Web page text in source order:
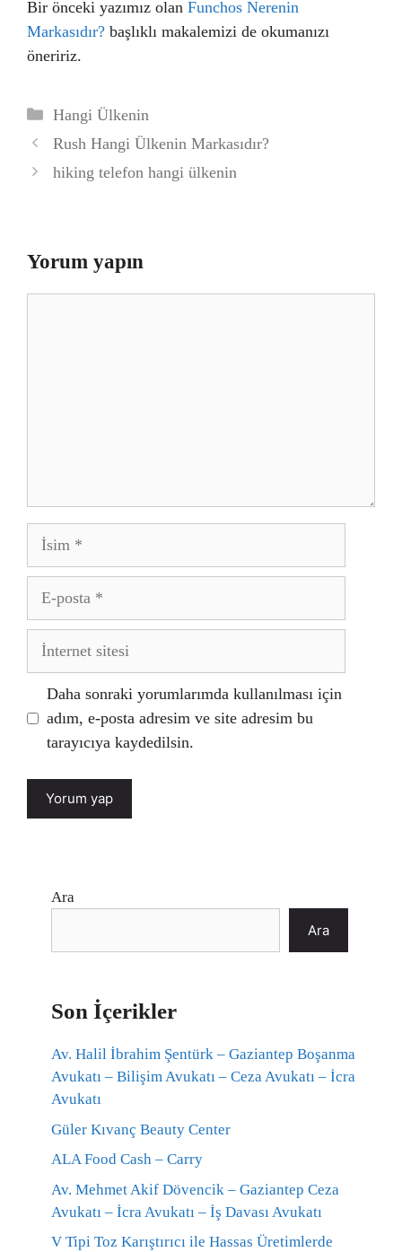
Bir önceki yazımız olan Funchos Nerenin
Markasıdır? başlıklı makalemizi de okumanızı
öneririz.
Kategoriler
Hangi Ülkenin
Rush Hangi Ülkenin Markasıdır?
hiking telefon hangi ülkenin
Yorum yapın
İsim
posta
İnternet
Daha sonraki yorumlarımda kullanılması için
adım, e-posta adresim ve site adresim bu
tarayıcıya kaydedilsin.
Ara
Ara
Son İçerikler
Av. Halil İbrahim Şentürk – Gaziantep Boşanma
Avukatı – Bilişim Avukatı – Ceza Avukatı – İcra
Avukatı
Güler Kıvanç Beauty Center
ALA Food Cash – Carry
Av. Mehmet Akif Dövencik – Gaziantep Ceza
Avukatı – İcra Avukatı – İş Davası Avukatı
V Tipi Toz Karıştırıcı ile Hassas Üretimlerde